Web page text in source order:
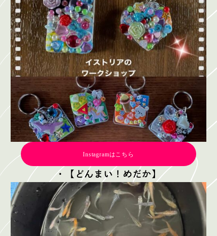
Instagramはこちら
・【どんまい！めだか】